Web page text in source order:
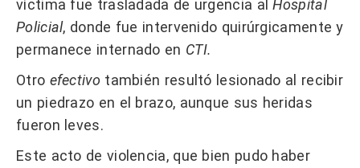
víctima fue trasladada de urgencia alHospital
Policial, donde fue intervenido quirúrgicamente y
permanece internado en CTI.
Otro efectivo también resultó lesionado al recibir
un piedrazo en el brazo, aunque sus heridas
fueron leves.
Este acto de violencia, que bien pudo haber